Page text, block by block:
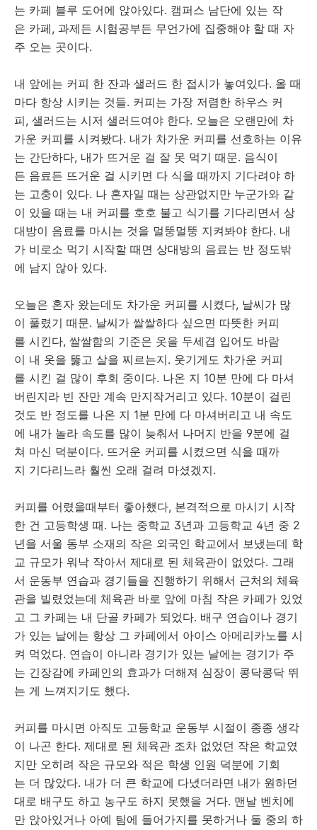
는 카페 블루 도어에 앉아있다. 캠퍼스 남단에 있는 작
은 카페, 과제든 시험공부든 무언가에 집중해야 할 때 자
주 오는 곳이다.
내 앞에는 커피 한 잔과 샐러드 한 접시가 놓여있다. 올 때
마다 항상 시키는 것들. 커피는 가장 저렴한 하우스 커
피, 샐러드는 시저 샐러드여야 한다. 오늘은 오랜만에 차
가운 커피를 시켜봤다. 내가 차가운 커피를 선호하는 이유
는 간단하다, 내가 뜨거운 걸 잘 못 먹기 때문. 음식이
든 음료든 뜨거운 걸 시키면 다 식을 때까지 기다려야 하
는 고충이 있다. 나 혼자일 때는 상관없지만 누군가와 같
이 있을 때는 내 커피를 호호 불고 식기를 기다리면서 상
대방이 음료를 마시는 것을 멀뚱멀뚱 지켜봐야 한다. 내
가 비로소 먹기 시작할 때면 상대방의 음료는 반 정도밖
에 남지 않아 있다.
오늘은 혼자 왔는데도 차가운 커피를 시켰다, 날씨가 많
이 풀렸기 때문. 날씨가 쌀쌀하다 싶으면 따뜻한 커피
를 시킨다, 쌀쌀함의 기준은 옷을 두세겹 입어도 바람
이 내 옷을 뚫고 살을 찌르는지. 웃기게도 차가운 커피
를 시킨 걸 많이 후회 중이다. 나온 지 10분 만에 다 마셔
버린지라 빈 잔만 계속 만지작거리고 있다. 10분이 걸린
것도 반 정도를 나온 지 1분 만에 다 마셔버리고 내 속도
에 내가 놀라 속도를 많이 늦춰서 나머지 반을 9분에 걸
쳐 마신 덕분이다. 뜨거운 커피를 시켰으면 식을 때까
지 기다리느라 훨씬 오래 걸려 마셨겠지.
커피를 어렸을때부터 좋아했다, 본격적으로 마시기 시작
한 건 고등학생 때. 나는 중학교 3년과 고등학교 4년 중 2
년을 서울 동부 소재의 작은 외국인 학교에서 보냈는데 학
교 규모가 워낙 작아서 제대로 된 체육관이 없었다. 그래
서 운동부 연습과 경기들을 진행하기 위해서 근처의 체육
관을 빌렸었는데 체육관 바로 앞에 마침 작은 카페가 있었
고 그 카페는 내 단골 카페가 되었다. 배구 연습이나 경기
가 있는 날에는 항상 그 카페에서 아이스 아메리카노를 시
켜 먹었다. 연습이 아니라 경기가 있는 날에는 경기가 주
는 긴장감에 카페인의 효과가 더해져 심장이 콩닥콩닥 뛰
는 게 느껴지기도 했다.
커피를 마시면 아직도 고등학교 운동부 시절이 종종 생각
이 나곤 한다. 제대로 된 체육관 조차 없었던 작은 학교였
지만 오히려 작은 규모와 적은 학생 인원 덕분에 기회
는 더 많았다. 내가 더 큰 학교에 다녔더라면 내가 원하던
대로 배구도 하고 농구도 하지 못했을 거다. 맨날 벤치에
만 앉아있거나 아예 팀에 들어가지를 못하거나 둘 중의 하